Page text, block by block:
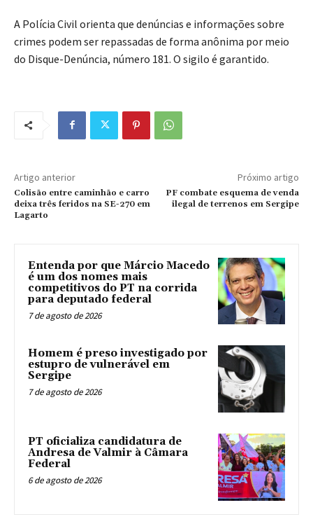
A Polícia Civil orienta que denúncias e informações sobre
crimes podem ser repassadas de forma anônima por meio
do Disque-Denúncia, número 181. O sigilo é garantido.
Artigo anterior
Colisão entre caminhão e carro
deixa três feridos na SE-270 em
Lagarto
Próximo artigo
PF combate esquema de venda
ilegal de terrenos em Sergipe
Entenda por que Márcio Macedo
é um dos nomes mais
competitivos do PT na corrida
para deputado federal
7 de agosto de 2026
Homem é preso investigado por
estupro de vulnerável em
Sergipe
7 de agosto de 2026
PT oficializa candidatura de
Andresa de Valmir à Câmara
Federal
6 de agosto de 2026